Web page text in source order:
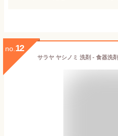
no. 12